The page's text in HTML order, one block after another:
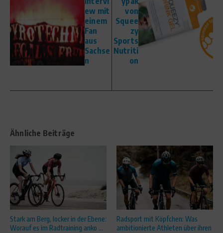
ew mit
einem
Fan
aus
Sachse
n
von
Squee
zy
Sports
Nutriti
on
Ähnliche Beiträge
Stark am Berg, locker in der Ebene:
Worauf es im Radtraining anko ...
Radsport mit Köpfchen: Was
ambitionierte Athleten über ihren